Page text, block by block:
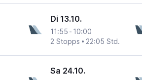
Di 13.10.
11:55 - 10:00
2 Stopps
22:05 Std.
Sa 24.10.